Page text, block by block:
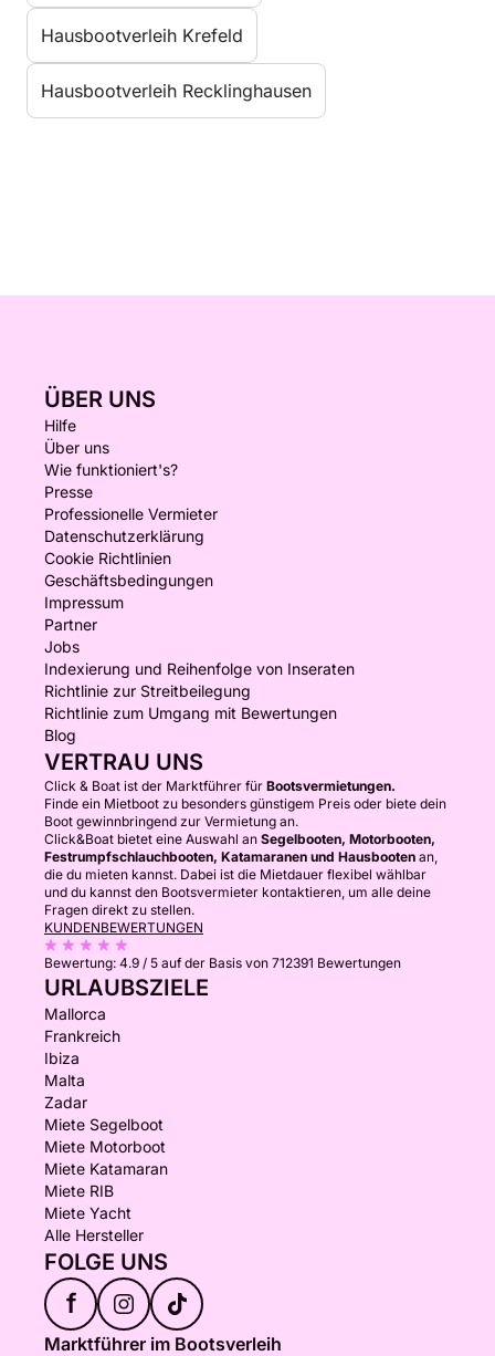
Hausbootverleih Krefeld
Hausbootverleih Recklinghausen
ÜBER UNS
Hilfe
Über uns
Wie funktioniert's?
Presse
Professionelle Vermieter
Datenschutzerklärung
Cookie Richtlinien
Geschäftsbedingungen
Impressum
Partner
Jobs
Indexierung und Reihenfolge von Inseraten
Richtlinie zur Streitbeilegung
Richtlinie zum Umgang mit Bewertungen
Blog
VERTRAU UNS
Click & Boat ist der Marktführer für Bootsvermietungen.
Finde ein Mietboot zu besonders günstigem Preis oder biete dein
Boot gewinnbringend zur Vermietung an.
Click&Boat bietet eine Auswahl an Segelbooten, Motorbooten,
Festrumpfschlauchbooten, Katamaranen und Hausbooten an,
die du mieten kannst. Dabei ist die Mietdauer flexibel wählbar
und du kannst den Bootsvermieter kontaktieren, um alle deine
Fragen direkt zu stellen.
KUNDENBEWERTUNGEN
Bewertung: 4.9 / 5 auf der Basis von 712391 Bewertungen
URLAUBSZIELE
Mallorca
Frankreich
Ibiza
Malta
Zadar
Miete Segelboot
Miete Motorboot
Miete Katamaran
Miete RIB
Miete Yacht
Alle Hersteller
FOLGE UNS
f
Marktführer im Bootsverleih